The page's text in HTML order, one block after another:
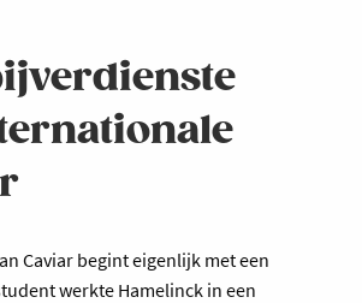
Caviar begint eigenlijk met een
werkte Hamelinck in een